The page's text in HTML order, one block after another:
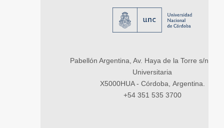
Pabellón Argentina, Av. Haya de la Torre s/n,
Universitaria
X5000HUA - Córdoba, Argentina.
+54 351 535 3700